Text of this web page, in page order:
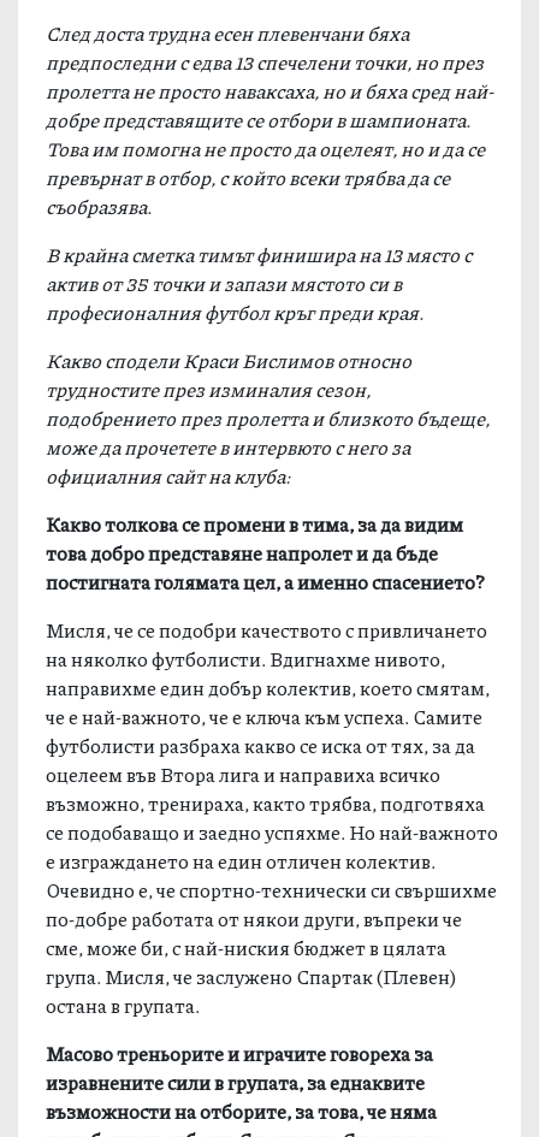
След доста трудна есен плевенчани бяха
предпоследни с едва 13 спечелени точки, но през
пролетта не просто наваксаха, но и бяха сред най-
добре представящите се отбори в шампионата.
Това им помогна не просто да оцелеят, но и да се
превърнат в отбор, с който всеки трябва да се
съобразява.
В крайна сметка тимът финишира на 13 място с
актив от 35 точки и запази мястото си в
професионалния футбол кръг преди края.
Какво сподели Краси Бислимов относно
трудностите през изминалия сезон,
подобрението през пролетта и близкото бъдеще,
може да прочетете в интервюто с него за
официалния сайт на клуба:
Какво толкова се промени в тима, за да видим
това добро представяне напролет и да бъде
постигната голямата цел, а именно спасението?
Мисля, че се подобри качеството с привличането
на няколко футболисти. Вдигнахме нивото,
направихме един добър колектив, което смятам,
че е най-важното, че е ключа към успеха. Самите
футболисти разбраха какво се иска от тях, за да
оцелеем във Втора лига и направиха всичко
възможно, тренираха, както трябва, подготвяха
се подобаващо и заедно успяхме. Но най-важното
е изграждането на един отличен колектив.
Очевидно е, че спортно-технически си свършихме
по-добре работата от някои други, въпреки че
сме, може би, с най-ниския бюджет в цялата
група. Мисля, че заслужено Спартак (Плевен)
остана в групата.
Масово треньорите и играчите говореха за
изравнените сили в групата, за еднаквите
възможности на отборите, за това, че няма